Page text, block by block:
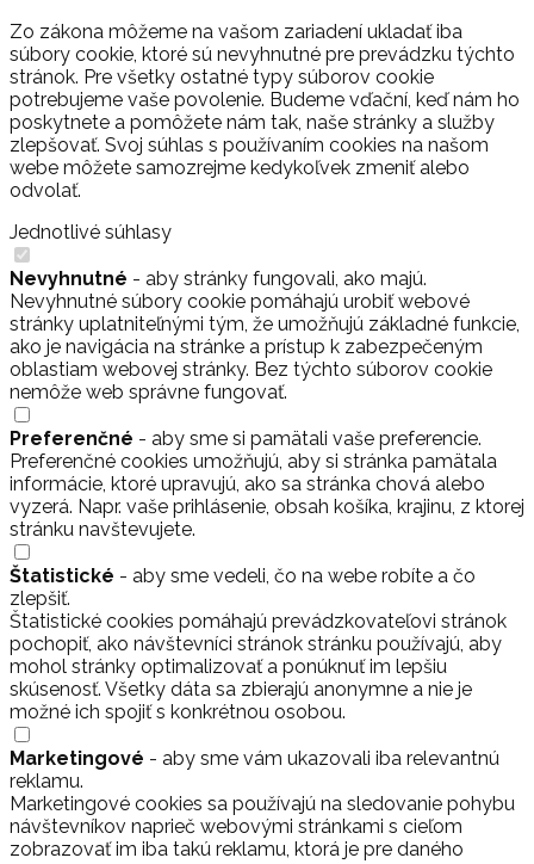
Zo zákona môžeme na vašom zariadení ukladať iba
súbory cookie, ktoré sú nevyhnutné pre prevádzku týchto
stránok. Pre všetky ostatné typy súborov cookie
potrebujeme vaše povolenie. Budeme vďační, keď nám ho
poskytnete a pomôžete nám tak, naše stránky a služby
zlepšovať. Svoj súhlas s používaním cookies na našom
webe môžete samozrejme kedykoľvek zmeniť alebo
odvolať.
Jednotlivé súhlasy
Nevyhnutné - aby stránky fungovali, ako majú.
Nevyhnutné súbory cookie pomáhajú urobiť webové
stránky uplatniteľnými tým, že umožňujú základné funkcie,
ako je navigácia na stránke a prístup k zabezpečeným
oblastiam webovej stránky. Bez týchto súborov cookie
nemôže web správne fungovať.
Preferenčné - aby sme si pamätali vaše preferencie.
Preferenčné cookies umožňujú, aby si stránka pamätala
informácie, ktoré upravujú, ako sa stránka chová alebo
vyzerá. Napr. vaše prihlásenie, obsah košíka, krajinu, z ktorej
stránku navštevujete.
Štatistické - aby sme vedeli, čo na webe robíte a čo
zlepšiť.
Štatistické cookies pomáhajú prevádzkovateľovi stránok
pochopiť, ako návštevníci stránok stránku používajú, aby
mohol stránky optimalizovať a ponúknuť im lepšiu
skúsenosť. Všetky dáta sa zbierajú anonymne a nie je
možné ich spojiť s konkrétnou osobou.
Marketingové - aby sme vám ukazovali iba relevantnú
reklamu.
Marketingové cookies sa používajú na sledovanie pohybu
návštevníkov naprieč webovými stránkami s cieľom
zobrazovať im iba takú reklamu, ktorá je pre daného